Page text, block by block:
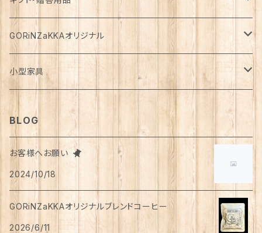
鏡
お風呂・ランドリー
タオル
スリッパ
マスク
ハンドソープ
アロマ・お香
ブランケット
バッグ
カゴバッグ
スマホショルダーバッグ
ポーチ
お財布・カード入れ
手袋・アームカバー
カトラリー
ストロー
ポット・急須
湯のみ
グラス
カップ&ソーサー
マグカップ
鉢
はさみ
支柱
紙類
ノート
カード
はがき
メモ帳
ミニチュア
アウトドア
手芸用品
パーカー・ウィンドブレーカー
カーディガン
ベスト
ブルゾン
五分丈、七分丈
ニット
タンクトップ
フレンチスリーブ
キュロット
ワイドパンツ
パンツ
ルームウェア・パジャマ
アンダーウェア
レッグウェア
靴下
タイツ
足首ウォーマー
メンズ
ボトムス
アウター
バッテリー
ブランケット・寝具
お餅
麺類
穀物
粉物
缶詰・瓶詰
レトルト惣菜
水・炭酸水
ジュース
コーヒー
紅茶
ハーブティー
ペーパー類
トイレットペーパー
ライト
ろうそく
猫用
メダカ
無添加・手作り（犬用）
猫用
缶詰
犬用
レトルト食品
猫用
犬用
猫用
犬猫共通
食器
犬用
猫用
衣類・服飾雑貨
犬用
おもちゃ
化粧水
乳液
医薬部外品
リップクリーム
メイク用品
ボディーソープ
ヘアケア
クシ・ブラシ
シャンプー
リンスインシャンプー
せっけん
洗顔
ハンドクリーム
オーラルケア
食品・飲料
食器類
洗剤
防災用品
ラッピング資材
GORiNZaKKAオリジナル
アパレル
Tシャツ
アクセサリー
ピアス
イヤリング・ノンホールピアス
リング
飲料
珈琲
小型家具
スツール
BLOG
お客様へお願い
2024/10/18
GORiNZaKKAオリジナルブレンドコーヒー
2026/6/11